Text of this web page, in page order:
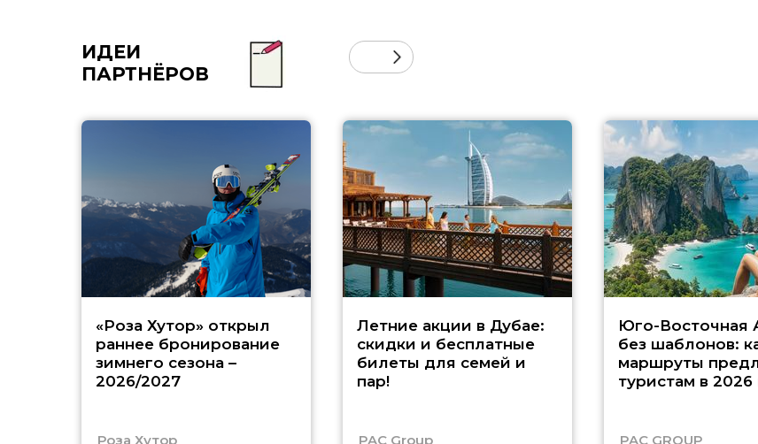
ИДЕИ
ПАРТНЁРОВ
«Роза Хутор» открыл
раннее бронирование
зимнего сезона –
2026/2027
Роза Хутор
Летние акции в Дубае:
скидки и бесплатные
билеты для семей и
пар!
PAC Group
Юго-Восточная
без шаблонов:
маршруты
туристам в 2026
PAC GROUP